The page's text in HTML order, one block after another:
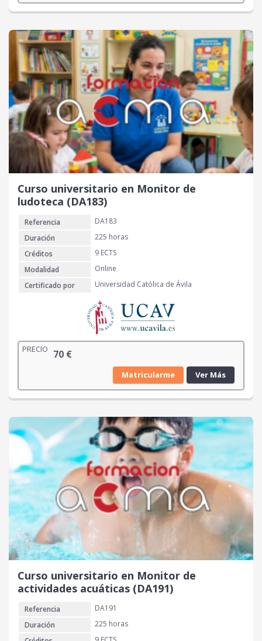
Curso universitario en Monitor de
ludoteca (DA183)
Referencia
DA183
Duración
225 horas
Créditos
9 ECTS
Modalidad
Online
Certificado por
Universidad Católica de Ávila
PRECIO 70 €
Matricularme Ver Más
Curso universitario en Monitor de
actividades acuáticas (DA191)
Referencia
DA191
Duración
225 horas